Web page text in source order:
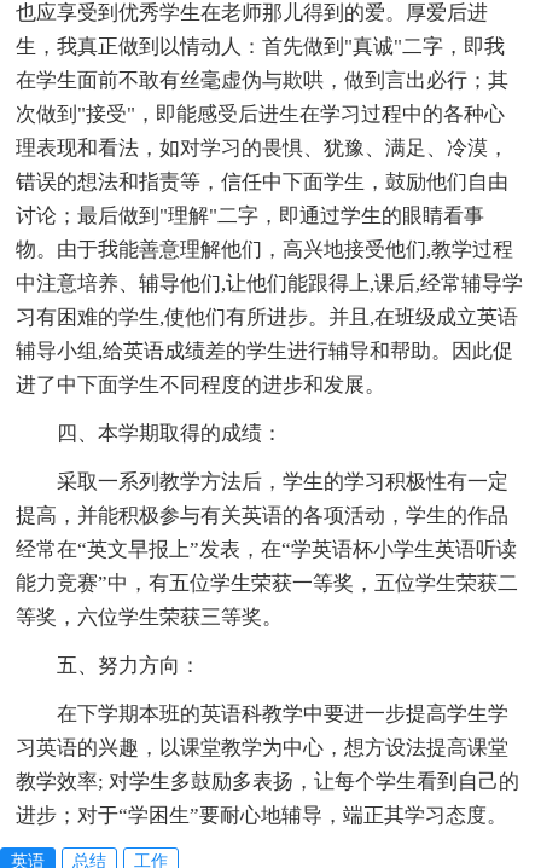
也应享受到优秀学生在老师那儿得到的爱。厚爱后进
生，我真正做到以情动人：首先做到"真诚"二字，即我
在学生面前不敢有丝毫虚伪与欺哄，做到言出必行；其
次做到"接受"，即能感受后进生在学习过程中的各种心
理表现和看法，如对学习的畏惧、犹豫、满足、冷漠，
错误的想法和指责等，信任中下面学生，鼓励他们自由
讨论；最后做到"理解"二字，即通过学生的眼睛看事
物。由于我能善意理解他们，高兴地接受他们,教学过程
中注意培养、辅导他们,让他们能跟得上,课后,经常辅导学
习有困难的学生,使他们有所进步。并且,在班级成立英语
辅导小组,给英语成绩差的学生进行辅导和帮助。因此促
进了中下面学生不同程度的进步和发展。
四、本学期取得的成绩：
采取一系列教学方法后，学生的学习积极性有一定
提高，并能积极参与有关英语的各项活动，学生的作品
经常在“英文早报上”发表，在“学英语杯小学生英语听读
能力竞赛”中，有五位学生荣获一等奖，五位学生荣获二
等奖，六位学生荣获三等奖。
五、努力方向：
在下学期本班的英语科教学中要进一步提高学生学
习英语的兴趣，以课堂教学为中心，想方设法提高课堂
教学效率; 对学生多鼓励多表扬，让每个学生看到自己的
进步；对于“学困生”要耐心地辅导，端正其学习态度。
英语 总结 工作